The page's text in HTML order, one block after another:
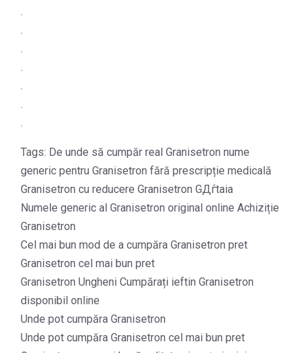
.
.
.
.
.
.
.
Tags: De unde să cumpăr real Granisetron nume
generic pentru Granisetron fără prescripție medicală
Granisetron cu reducere Granisetron GДѓtaia
Numele generic al Granisetron original online Achiziție
Granisetron
Cel mai bun mod de a cumpăra Granisetron pret
Granisetron cel mai bun pret
Granisetron Ungheni Cumpărați ieftin Granisetron
disponibil online
Unde pot cumpăra Granisetron
Unde pot cumpăra Granisetron cel mai bun pret